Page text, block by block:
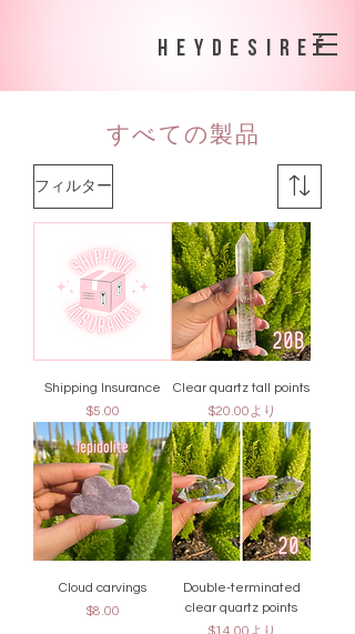
heydesireé
すべての製品
フィルター
Shipping Insurance
価格
$5.00
Clear quartz tall points
$20.00より
セール価格
Cloud carvings
価格
$8.00
Double-terminated
clear quartz points
セール価格